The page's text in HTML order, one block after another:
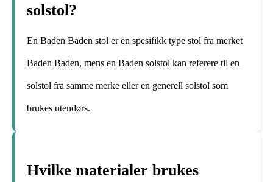
solstol?
En Baden Baden stol er en spesifikk type stol fra merket
Baden Baden, mens en Baden solstol kan referere til en
solstol fra samme merke eller en generell solstol som
brukes utendørs.
Hvilke materialer brukes